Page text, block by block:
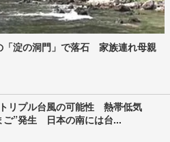
淀の洞門」で落石 家族連れ母親
トリプル台風の可能性 熱帯低気
ご”発生 日本の南には台...